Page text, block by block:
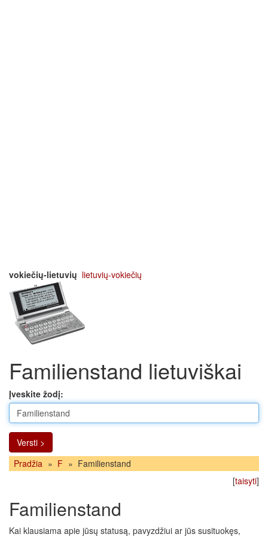
vokiečių-lietuvių lietuvių-vokiečių
Familienstand lietuviškai
Įveskite žodį:
Versti >
Pradžia » F » Familienstand
[taisyti]
Familienstand
Kai klausiama apie jūsų statusą, pavyzdžiui ar jūs susituokęs,